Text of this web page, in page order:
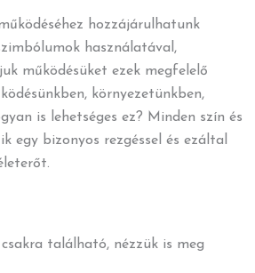
hozzájárulhatunk
használatával,
működésüket ezek megfelelő
környezetünkben,
is lehetséges ez? Minden szín és
egy bizonyos rezgéssel és ezáltal
található, nézzük is meg